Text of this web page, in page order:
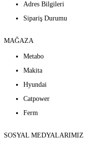
Adres Bilgileri
Sipariş Durumu
MAĞAZA
Metabo
Makita
Hyundai
Catpower
Ferm
SOSYAL MEDYALARIMIZ